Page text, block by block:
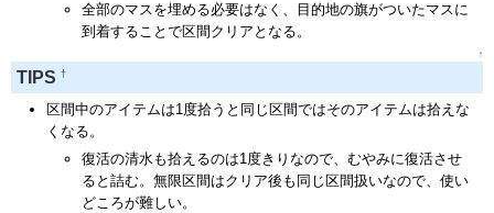
全部のマスを埋める必要はなく、目的地の旗がついたマスに
到着することで区間クリアとなる。
↑
TIPS †
区間中のアイテムは1度拾うと同じ区間ではそのアイテムは拾えな
くなる。
復活の清水も拾えるのは1度きりなので、むやみに復活させ
ると詰む。無限区間はクリア後も同じ区間扱いなので、使い
どころが難しい。